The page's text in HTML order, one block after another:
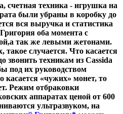
счетная техника - игрушка на
были убраны в коробку до
вся выручка и статистика
оба момента с
так же левыми жетонами.
такое случается. Что касается
звонить техникам из Cassida
под их руководством
касается «чужих» монет, то
Режим отбраковки
аппаратах ценой от 600
ультразвуком, на